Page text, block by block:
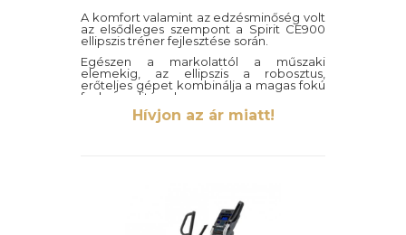
A komfort valamint az edzésminőség volt
az elsődleges szempont a Spirit CE900
ellipszis tréner fejlesztése során.
Egészen a markolattól a műszaki
elemekig, az ellipszis a robosztus,
erőteljes gépet kombinálja a magas fokú
funkcionalitással.
A kiemelkedő garancia lehetőséget nyújt
Hívjon az ár miatt!